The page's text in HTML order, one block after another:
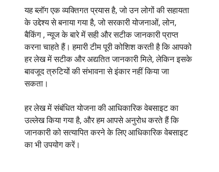
यह ब्लॉग एक व्यक्तिगत प्रयास है, जो उन लोगों की सहायता
के उद्देश्य से बनाया गया है, जो सरकारी योजनाओं, लोन,
बैकिंग , न्यूज के बारे में सही और सटीक जानकारी प्राप्त
करना चाहते हैं। हमारी टीम पूरी कोशिश करती है कि आपको
हर लेख में सटीक और अद्यतित जानकारी मिले, लेकिन इसके
बावजूद त्रुटियों की संभावना से इंकार नहीं किया जा
सकता।
हर लेख में संबंधित योजना की आधिकारिक वेबसाइट का
उल्लेख किया गया है, और हम आपसे अनुरोध करते हैं कि
जानकारी को सत्यापित करने के लिए आधिकारिक वेबसाइट
का भी उपयोग करें।